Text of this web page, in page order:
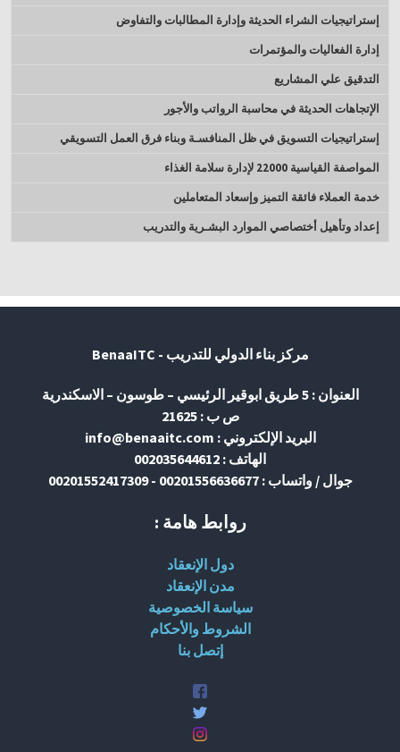
إستراتيجيات الشراء الحديثة وإدارة المطالبات والتفاوض
إدارة الفعاليات والمؤتمرات
التدقيق علي المشاريع
الإتجاهات الحديثة في محاسبة الرواتب والأجور
إستراتيجيات التسويق في ظل المنافسـة وبناء فرق العمل التسويقي
المواصفة القياسية 22000 لإدارة سلامة الغذاء
خدمة العملاء فائقة التميز وإسعاد المتعاملين
إعداد وتأهيل أختصاصي الموارد البشـرية والتدريب
مركز بناء الدولي للتدريب - BenaaITC
العنوان : 5 طريق ابوقير الرئيسي – طوسون – الاسكندرية
ص ب : 21625
البريد الإلكتروني : info@benaaitc.com
الهاتف : 002035644612
جوال / واتساب : 00201556636677 - 00201552417309
روابط هامة :
دول الإنعقاد
مدن الإنعقاد
سياسة الخصوصية
الشروط والأحكام
إتصل بنا